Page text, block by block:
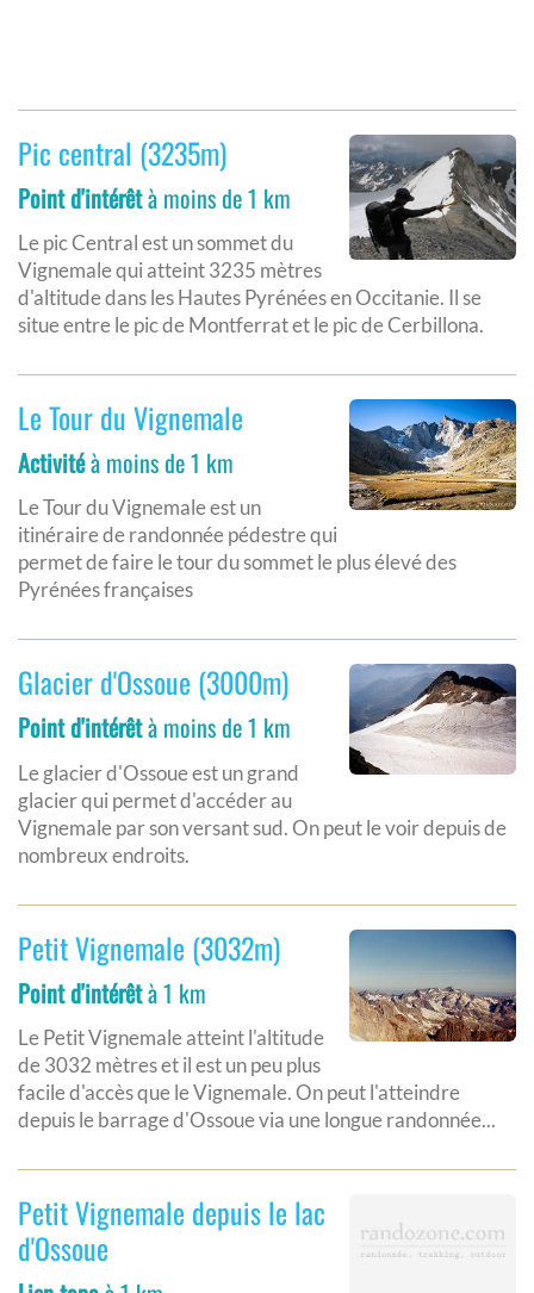
Pic central (3235m)
Point d'intérêtà moins de 1 km
Le pic Central est un sommet du
Vignemale qui atteint 3235 mètres
d'altitude dans les Hautes Pyrénées en Occitanie. Il se
situe entre le pic de Montferrat et le pic de Cerbillona.
Le Tour du Vignemale
Activitéà moins de 1 km
Le Tour du Vignemale est un
itinéraire de randonnée pédestre qui
permet de faire le tour du sommet le plus élevé des
Pyrénées françaises
Glacier d'Ossoue (3000m)
Point d'intérêtà moins de 1 km
Le glacier d'Ossoue est un grand
glacier qui permet d'accéder au
Vignemale par son versant sud. On peut le voir depuis de
nombreux endroits.
Petit Vignemale (3032m)
Point d'intérêtà 1 km
Le Petit Vignemale atteint l'altitude
de 3032 mètres et il est un peu plus
facile d'accès que le Vignemale. On peut l'atteindre
depuis le barrage d'Ossoue via une longue randonnée...
Petit Vignemale depuis le lac
d'Ossoue